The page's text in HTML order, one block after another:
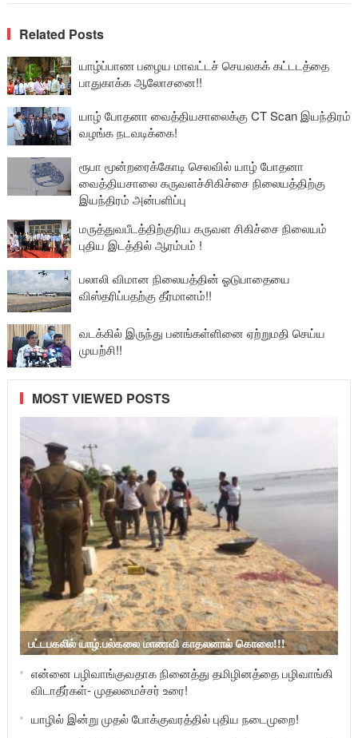
Related Posts
யாழ்ப்பாண பழைய மாவட்டச் செயலகக் கட்டடத்தை
பாதுகாக்க ஆலோசனை!!
யாழ் போதனா வைத்தியசாலைக்கு CT Scan இயந்திரம்
வழங்க நடவடிக்கை!
ரூபா மூன்றரைக்கோடி செலவில் யாழ் போதனா
வைத்தியசாலை கருவளச்சிகிச்சை நிலையத்திற்கு
இயந்திரம் அன்பளிப்பு
மருத்துவபீடத்திற்குரிய கருவள சிகிச்சை நிலையம்
புதிய இடத்தில் ஆரம்பம் !
பலாலி விமான நிலையத்தின் ஓடுபாதையை
விஸ்தரிப்பதற்கு தீர்மானம்!!
வடக்கில் இருந்து பனங்கள்ளினை ஏற்றுமதி செய்ய
முயற்சி!!
MOST VIEWED POSTS
பட்டபகலில் யாழ்.பல்கலை மாணவி காதலனால் கொலை!!!
என்னை பழிவாங்குவதாக நினைத்து தமிழினத்தை பழிவாங்கி
விடாதீர்கள்- முதலமைச்சர் உரை!
யாழில் இன்று முதல் போக்குவரத்தில் புதிய நடைமுறை!